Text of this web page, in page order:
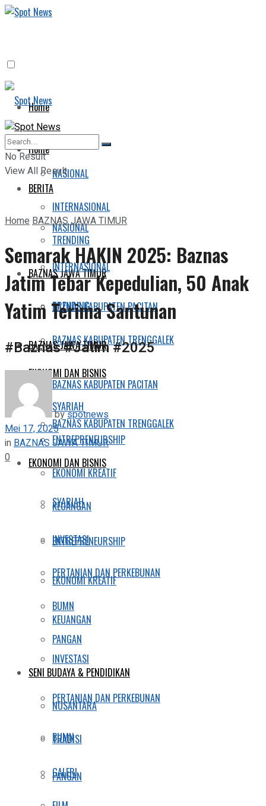
Home
BERITA
NASIONAL
INTERNASIONAL
TRENDING
BAZNAS JAWA TIMUR
BAZNAS KABUPATEN PACITAN
BAZNAS KABUPATEN TRENGGALEK
EKONOMI DAN BISNIS
SYARIAH
ENTREPRENEURSHIP
EKONOMI KREATIF
KEUANGAN
INVESTASI
PERTANIAN DAN PERKEBUNAN
BUMN
PANGAN
SENI BUDAYA & PENDIDIKAN
NUSANTARA
TRADISI
GALERI
Home
BERITA
NASIONAL
INTERNASIONAL
TRENDING
BAZNAS JAWA TIMUR
BAZNAS KABUPATEN PACITAN
BAZNAS KABUPATEN TRENGGALEK
EKONOMI DAN BISNIS
SYARIAH
ENTREPRENEURSHIP
EKONOMI KREATIF
KEUANGAN
INVESTASI
PERTANIAN DAN PERKEBUNAN
BUMN
PANGAN
No Result
View All Result
HomeBAZNAS JAWA TIMUR
Semarak HAKIN 2025: Baznas
Jatim Tebar Kepedulian, 50 Anak
Yatim Terima Santunan
#Baznas #Jatim #2025
byspotnews
Mei 17, 2025
in BAZNAS JAWA TIMUR
0